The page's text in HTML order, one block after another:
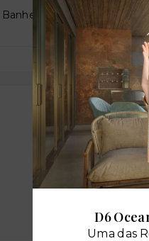
Banheiro
D6
Uma das